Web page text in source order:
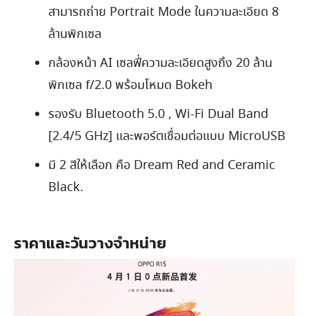
สามารถถ่าย Portrait Mode ในความละเอียด 8
ล้านพิกเซล
กล้องหน้า AI เซลฟี่ความละเอียดสูงถึง 20 ล้าน
พิกเซล f/2.0 พร้อมโหมด Bokeh
รองรับ Bluetooth 5.0 , Wi-Fi Dual Band
[2.4/5 GHz] และพอร์ตเชื่อมต่อแบบ MicroUSB
มี 2 สีให้เลือก คือ Dream Red and Ceramic
Black.
ราคาและวันวางจำหน่าย